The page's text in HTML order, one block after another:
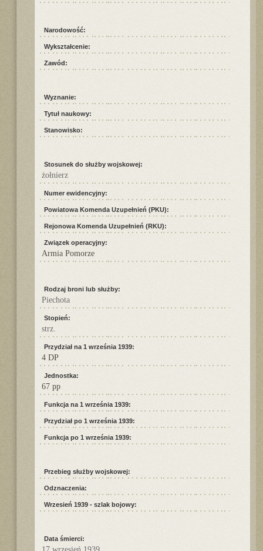
Narodowość:
Wykształcenie:
Zawód:
Wyznanie:
Tytuł naukowy:
Stanowisko:
Stosunek do służby wojskowej:
żołnierz
Numer ewidencyjny:
Powiatowa Komenda Uzupełnień (PKU):
Rejonowa Komenda Uzupełnień (RKU):
Związek operacyjny:
Armia Pomorze
Rodzaj broni lub służby:
Piechota
Stopień:
strz.
Przydział na 1 września 1939:
4 DP
Jednostka:
67 pp
Funkcja na 1 września 1939:
Przydział po 1 września 1939:
Funkcja po 1 września 1939:
Przebieg służby wojskowej:
Odznaczenia:
Wrzesień 1939 - szlak bojowy:
Data śmierci: